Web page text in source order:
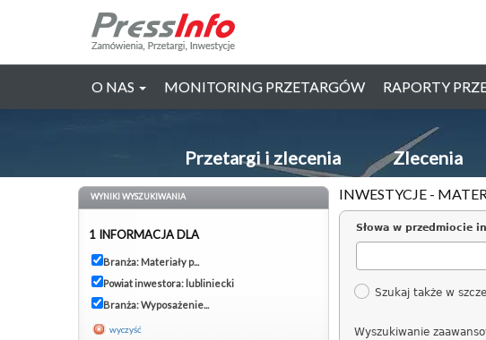
O NAS MONITORING PRZETARGÓW RAPORTY
Przetargi i zlecenia Zlecenia
INWESTYCJE -
Słowa w przedmiocie
Szukaj także w
Wyszukiwanie
WYNIKI WYSZUKIWANIA
1 INFORMACJA DLA
Branża: Materiały p...
Powiat inwestora: lubliniecki
Branża: Wyposażenie...
wyczyść